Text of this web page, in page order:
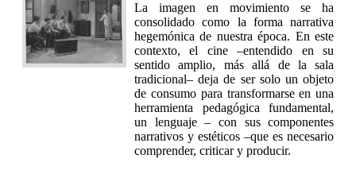
La imagen en movimiento se ha
consolidado como la forma narrativa
hegemónica de nuestra época. En este
contexto, el cine –entendido en su
sentido amplio, más allá de la sala
tradicional– deja de ser solo un objeto
de consumo para transformarse en una
herramienta pedagógica fundamental,
un lenguaje – con sus componentes
narrativos y estéticos –que es necesario
comprender, criticar y producir.